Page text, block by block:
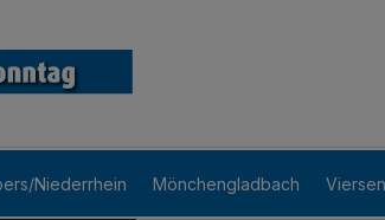
Niederrhein Mönchengladbach Viersen